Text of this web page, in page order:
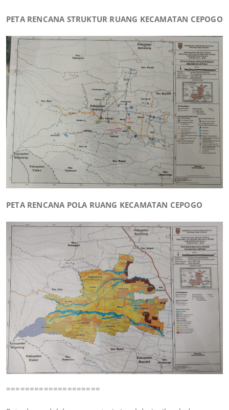
PETA RENCANA STRUKTUR RUANG KECAMATAN CEPOGO
PETA RENCANA POLA RUANG KECAMATAN CEPOGO
====================